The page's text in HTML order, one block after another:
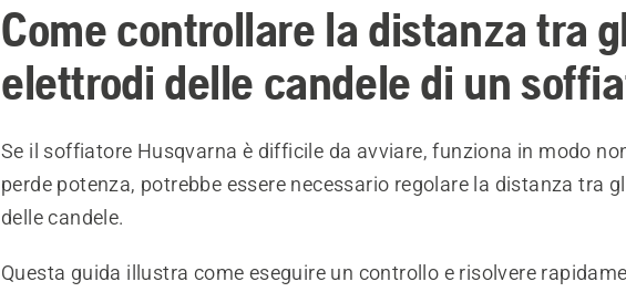
Come controllare la distanza tra
elettrodi delle candele di un
Se il soffiatore Husqvarna è difficile da avviare, funziona in modo
perde potenza, potrebbe essere necessario regolare la distanza tra
delle candele.
Questa guida illustra come eseguire un controllo e risolvere